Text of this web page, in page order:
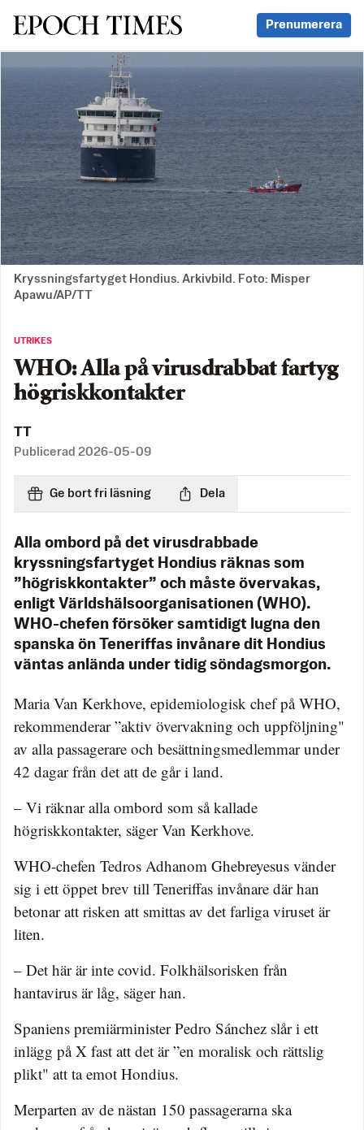
Svenska Epoch Times Prenumerera
Kryssningsfartyget Hondius. Arkivbild. Foto: Misper
Apawu/AP/TT
UTRIKES
WHO: Alla på virusdrabbat fartyg
högriskkontakter
TT
Publicerad 2026-05-09
Ge bort fri läsning Dela
Alla ombord på det virusdrabbade
kryssningsfartyget Hondius räknas som
”högriskkontakter” och måste övervakas,
enligt Världshälsoorganisationen (WHO).
WHO-chefen försöker samtidigt lugna den
spanska ön Teneriffas invånare dit Hondius
väntas anlända under tidig söndagsmorgon.
Maria Van Kerkhove, epidemiologisk chef på WHO,
rekommenderar ”aktiv övervakning och uppföljning"
av alla passagerare och besättningsmedlemmar under
42 dagar från det att de går i land.
– Vi räknar alla ombord som så kallade
högriskkontakter, säger Van Kerkhove.
WHO-chefen Tedros Adhanom Ghebreyesus vänder
sig i ett öppet brev till Teneriffas invånare där han
betonar att risken att smittas av det farliga viruset är
liten.
– Det här är inte covid. Folkhälsorisken från
hantavirus är låg, säger han.
Spaniens premiärminister Pedro Sánchez slår i ett
inlägg på X fast att det är ”en moralisk och rättslig
plikt" att ta emot Hondius.
Merparten av de nästan 150 passagerarna ska